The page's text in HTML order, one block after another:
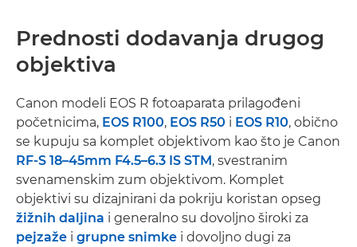
Prednosti dodavanja drugog
objektiva
Canon modeli EOS R fotoaparata prilagođeni
početnicima, EOS R100, EOS R50 i EOS R10, obično
se kupuju sa komplet objektivom kao što je Canon
RF-S 18–45mm F4.5–6.3 IS STM, svestranim
svenamenskim zum objektivom. Komplet
objektivi su dizajnirani da pokriju koristan opseg
žižnih daljina i generalno su dovoljno široki za
pejzaže i grupne snimke i dovoljno dugi za